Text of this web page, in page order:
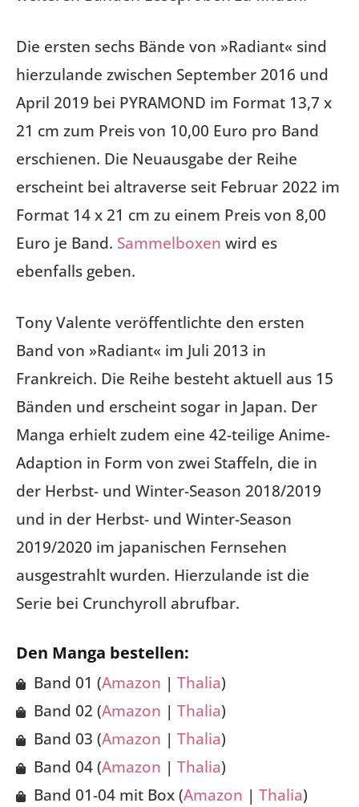
Die ersten sechs Bände von »Radiant« sind
hierzulande zwischen September 2016 und
April 2019 bei PYRAMOND im Format 13,7 x
21 cm zum Preis von 10,00 Euro pro Band
erschienen. Die Neuausgabe der Reihe
erscheint bei altraverse seit Februar 2022 im
Format 14 x 21 cm zu einem Preis von 8,00
Euro je Band. Sammelboxen wird es
ebenfalls geben.
Tony Valente veröffentlichte den ersten
Band von »Radiant« im Juli 2013 in
Frankreich. Die Reihe besteht aktuell aus 15
Bänden und erscheint sogar in Japan. Der
Manga erhielt zudem eine 42-teilige Anime-
Adaption in Form von zwei Staffeln, die in
der Herbst- und Winter-Season 2018/2019
und in der Herbst- und Winter-Season
2019/2020 im japanischen Fernsehen
ausgestrahlt wurden. Hierzulande ist die
Serie bei Crunchyroll abrufbar.
Den Manga bestellen:
Band 01 (Amazon | Thalia)
Band 02 (Amazon | Thalia)
Band 03 (Amazon | Thalia)
Band 04 (Amazon | Thalia)
Band 01-04 mit Box (Amazon | Thalia)